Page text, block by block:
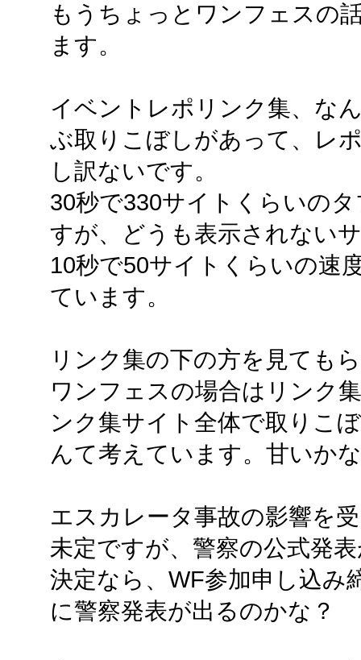
もうちょっとワンフェスの
ます。
イベントレポリンク集、な
ぶ取りこぼしがあって、レ
し訳ないです。
30秒で330サイトくらいの
すが、どうも表示されない
10秒で50サイトくらいの速
ています。
リンク集の下の方を見ても
ワンフェスの場合はリンク
ンク集サイト全体で取りこ
んて考えています。甘いか
エスカレータ事故の影響を
未定ですが、警察の公式発
決定なら、WF参加申し込み
に警察発表が出るのかな？